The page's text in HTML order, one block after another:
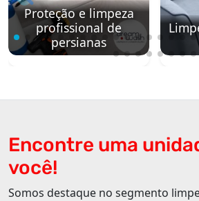
Proteção e limpeza
profissional de
persianas
Encontre uma
você!
Somos destaque no segmento